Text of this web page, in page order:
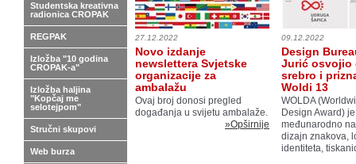
27.12.2022
Novo izdanje
newslettera Svjetske
organizacije za
ambalažu
Ovaj broj donosi pregled
događanja u svijetu ambalaže.
»Opširnije
09.12.2022
Design
Jurić osvojio
srebro i
Woldi 13
WOLDA
Design Award) je
međunarodno
dizajn znakova,
identiteta,
Studentska kreativna
radionica CROPAK
REGPAK
Izložba "10 godina
CROPAK-a"
Izložba haljina
"Kopčaj me
selotejpom"
Stručni skupovi
Web burza